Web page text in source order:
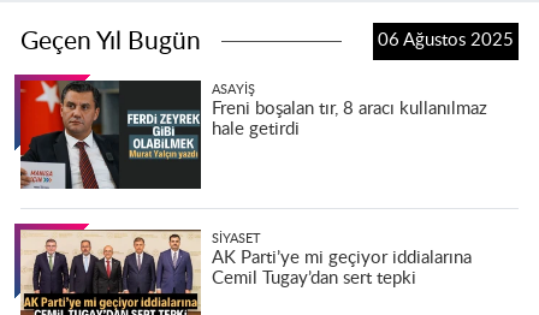
Geçen Yıl Bugün 06 Ağustos 2025
ASAYIŞ
Freni boşalan tır, 8 aracı kullanılmaz
hale getirdi
SIYASET
AK Parti’ye mi geçiyor iddialarına
Cemil Tugay’dan sert tepki